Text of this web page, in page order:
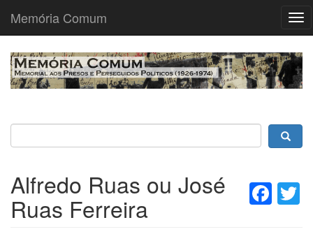
Passar
para
Memória Comum
Alfredo Ruas ou José
Ruas Ferreira